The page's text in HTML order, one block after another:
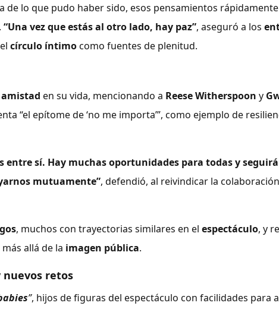
de lo que pudo haber sido, esos pensamientos
“Una vez que estás al otro lado, hay paz”, aseguró a los
círculo íntimocomo fuentes de plenitud.
amistad en su vida, mencionando a Reese Witherspoon y
“el epítome de ‘no me importa’”, como ejemplo de
entre sí. Hay muchas oportunidades para todas y
mutuamente”, defendió, al reivindicar la
, muchos con trayectorias similares en el espectáculo, y
allá de la imagen pública.
nuevos retos
”, hijos de figuras del espectáculo con facilidades para